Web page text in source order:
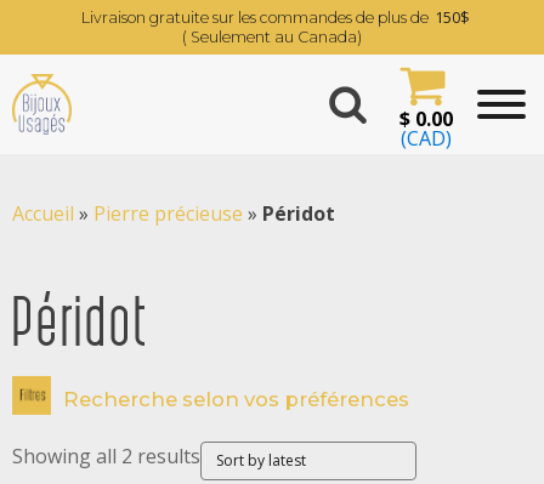
Livraison gratuite sur les commandes de plus de 150$
( Seulement au Canada)
$0.00
(CAD)
Accueil » Pierre précieuse » Péridot
Péridot
Recherche selon vos préférences
Showing all 2 results